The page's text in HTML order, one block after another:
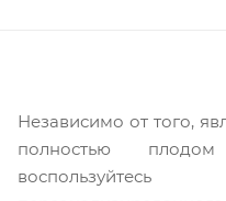
Независимо от того,
полностью